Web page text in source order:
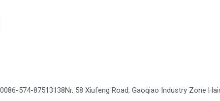
0086-574-87513138Nr. 58 Xiufeng Road, Gaoqiao Industry Zone